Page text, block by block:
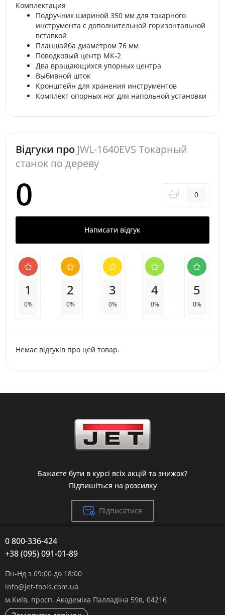
Комплектация
Подручник шириной 350 мм для токарного
инструмента с дополнительной горизонтальной
вставкой
Планшайба диаметром 76 мм
Поводковый центр МК-2
Два вращающихся упорных центра
Выбивной шток
Кронштейн для хранения инструментов
Комплект опорных ног для напольной установки
Відгуки про JWL-1640EVS Токарный
станок по дереву
0 0
Написати відгук
1
0%
2
0%
3
0%
4
0%
5
0%
Немає відгуків про цей товар.
Бажаєте бути в курсі всіх акцій та знижок?
Підпишіться на розсилку
Підписатися
0 800-336-424
+38 (095) 091-01-89
Пн-Нд з 09:00 до 18:00
info@jet-tools.com.ua
м.Київ, просп. Академіка Палладіна 59в, 04216